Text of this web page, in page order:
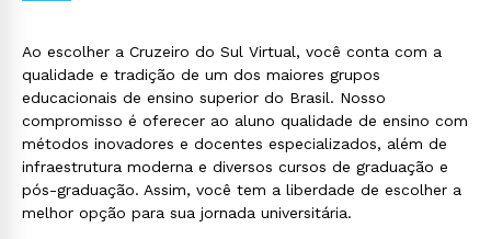
Ao escolher a Cruzeiro do Sul Virtual, você conta com a
qualidade e tradição de um dos maiores grupos
educacionais de ensino superior do Brasil. Nosso
compromisso é oferecer ao aluno qualidade de ensino com
métodos inovadores e docentes especializados, além de
infraestrutura moderna e diversos cursos de graduação e
pós-graduação. Assim, você tem a liberdade de escolher a
melhor opção para sua jornada universitária.